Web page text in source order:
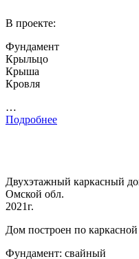
В проекте:
Фундамент
Крыльцо
Крыша
Кровля
…
Подробнее
Двухэтажный каркасный
Омской обл.
2021г.
Дом построен по
Фундамент: свайный